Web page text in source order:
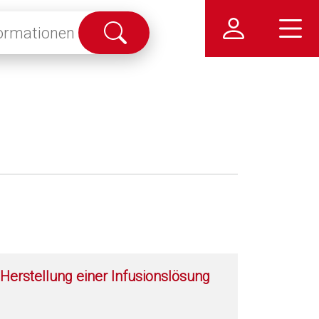
Suche
abschicken
einer Infusionslösung